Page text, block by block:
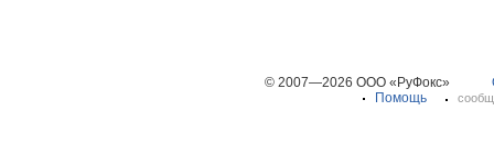
© 2007—2026 ООО «РуФокс»
Помощь